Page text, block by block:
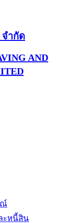
ำกัด
AND
ณ์
ะหนี้สิน